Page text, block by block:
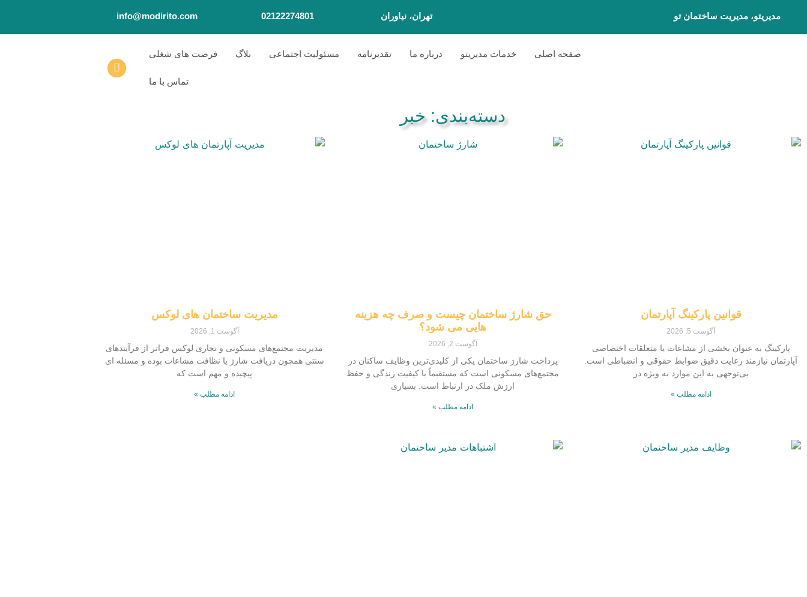
مدیریتو، مدیریت ساختمان تو تهران، نیاوران 02122274801
info@modirito.com
صفحه اصلی خدمات مدیریتو درباره ما تقدیرنامه مسئولیت اجتماعی بلاگ فرصت های شغلی
تماس با ما
دسته‌بندی: خبر
قوانین پارکینگ آپارتمان
آگوست 5, 2026
پارکینگ به عنوان بخشی از مشاعات یا متعلقات اختصاصی
آپارتمان نیازمند رعایت دقیق ضوابط حقوقی و انضباطی است.
بی‌توجهی به این موارد به‌ ویژه در
ادامه مطلب »
حق شارژ ساختمان چیست و صرف چه هزینه
هایی می شود؟
آگوست 2, 2026
پرداخت شارژ ساختمان یکی از کلیدی‌ترین وظایف ساکنان در
مجتمع‌های مسکونی است که مستقیماً با کیفیت زندگی و حفظ
ارزش ملک در ارتباط است. بسیاری
ادامه مطلب »
مدیریت ساختمان‌ های لوکس
آگوست 1, 2026
مدیریت مجتمع‌های مسکونی و تجاری لوکس فراتر از فرآیندهای
سنتی همچون دریافت شارژ یا نظافت مشاعات بوده و مسئله ای
پیچیده و مهم است که
ادامه مطلب »